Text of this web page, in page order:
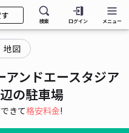
検索 ログイン メニュー
地図
アンドエースタジア
の駐車場
きて格安料金!